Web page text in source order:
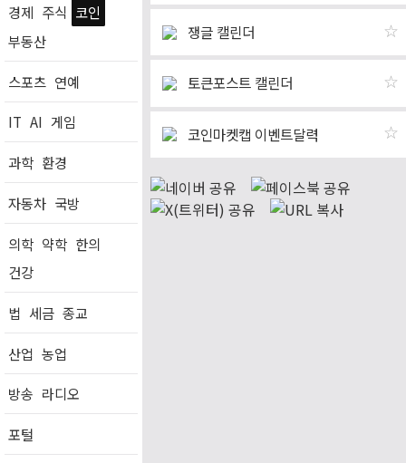
경제 주식 코인
부동산
스포츠 연예
IT AI 게임
과학 환경
자동차 국방
의학 약학 한의
건강
법 세금 종교
산업 농업
방송 라디오
포털
쟁글 캘린더 ☆
토큰포스트 캘린더 ☆
코인마켓캡 이벤트달력 ☆